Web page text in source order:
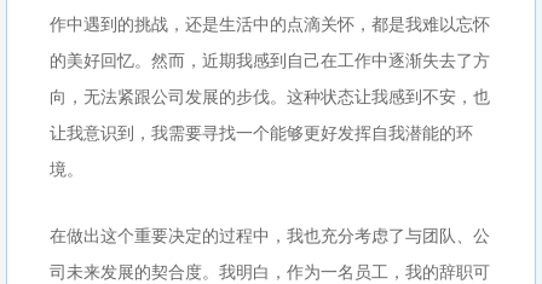
作中遇到的挑战，还是生活中的点滴关怀，都是我难以忘怀
的美好回忆。然而，近期我感到自己在工作中逐渐失去了方
向，无法紧跟公司发展的步伐。这种状态让我感到不安，也
让我意识到，我需要寻找一个能够更好发挥自我潜能的环
境。
在做出这个重要决定的过程中，我也充分考虑了与团队、公
司未来发展的契合度。我明白，作为一名员工，我的辞职可